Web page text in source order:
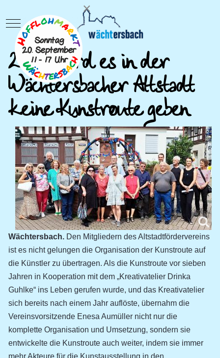
Mobile Menu Toggle
2025 wird es in der
Wächtersbacher Altstadt
keine Kunstroute geben
Wächtersbach. Den Mitgliedern des Altstadtfördervereins
ist es nicht gelungen die Organisation der Kunstroute auf
die Künstler zu übertragen. Als die Kunstroute vor sieben
Jahren in Kooperation mit dem „Kreativatelier Drinka
Guhlke“ ins Leben gerufen wurde, und das Kreativatelier
sich bereits nach einem Jahr auflöste, übernahm die
Vereinsvorsitzende Enesa Aumüller nicht nur die
komplette Organisation und Umsetzung, sondern sie
entwickelte die Kunstroute auch weiter, indem sie immer
mehr Akteure für die Kunstausstellung in den
×